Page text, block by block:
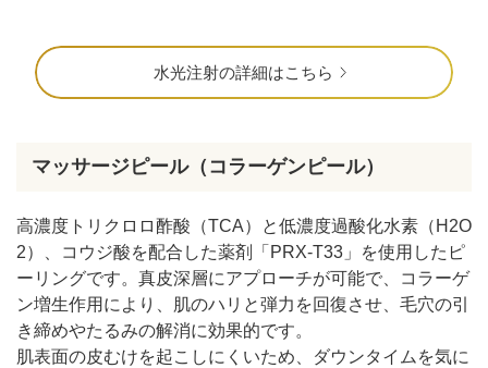
水光注射の詳細はこちら
マッサージピール（コラーゲンピール）
高濃度トリクロロ酢酸（TCA）と低濃度過酸化水素（H2O
2）、コウジ酸を配合した薬剤「PRX-T33」を使用したピ
ーリングです。真皮深層にアプローチが可能で、コラーゲ
ン増生作用により、肌のハリと弾力を回復させ、毛穴の引
き締めやたるみの解消に効果的です。
肌表面の皮むけを起こしにくいため、ダウンタイムを気に